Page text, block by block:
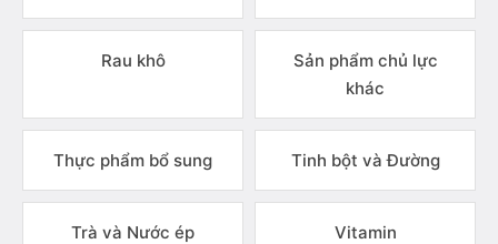
Rau khô
Sản phẩm chủ lực
khác
Thực phẩm bổ sung Tinh bột và Đường
Trà và Nước ép Vitamin